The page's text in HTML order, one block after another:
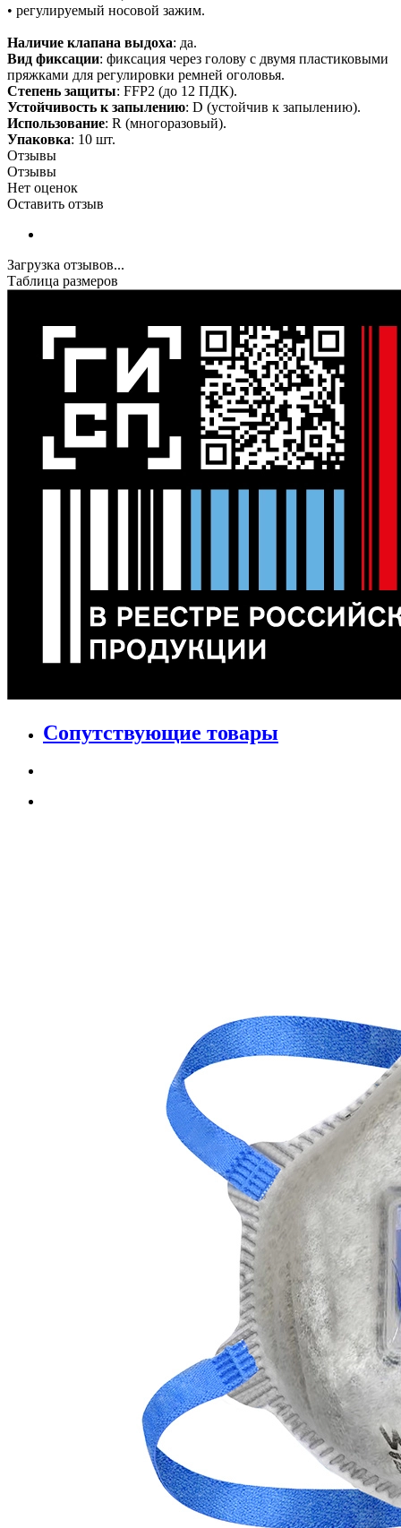
• регулируемый носовой зажим.
Наличие клапана выдоха: да.
Вид фиксации: фиксация через голову с двумя пластиковыми
пряжками для регулировки ремней оголовья.
Степень защиты: FFP2 (до 12 ПДК).
Устойчивость к запылению: D (устойчив к запылению).
Использование: R (многоразовый).
Упаковка: 10 шт.
Отзывы
Отзывы
Нет оценок
Оставить отзыв
Загрузка отзывов...
Таблица размеров
Сопутствующие товары